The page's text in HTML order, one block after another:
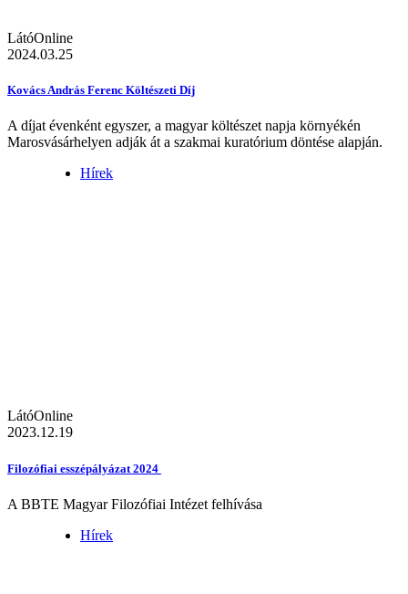
LátóOnline
2024.03.25
Kovács András Ferenc Költészeti Díj
A díjat évenként egyszer, a magyar költészet napja környékén
Marosvásárhelyen adják át a szakmai kuratórium döntése alapján.
Hírek
LátóOnline
2023.12.19
Filozófiai esszépályázat 2024
A BBTE Magyar Filozófiai Intézet felhívása
Hírek